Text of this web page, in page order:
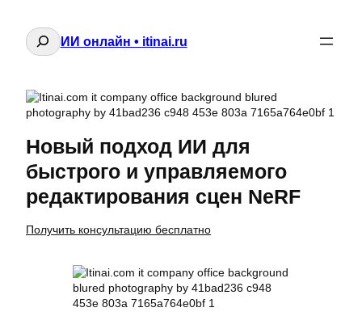
Поиск
ИИ онлайн • itinai.ru
Новый подход ИИ для
быстрого и управляемого
редактирования сцен NeRF
Получить консультацию бесплатно